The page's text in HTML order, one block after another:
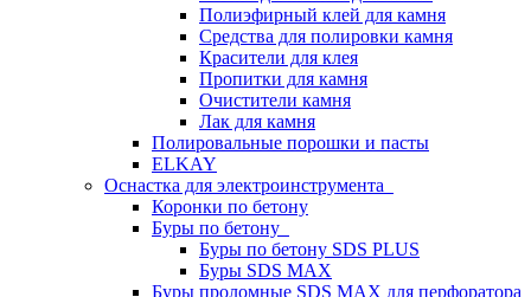
Полиэфирный клей для камня
Средства для полировки камня
Красители для клея
Пропитки для камня
Очистители камня
Лак для камня
Полировальные порошки и пасты
ELKAY
Оснастка для электроинструмента
Коронки по бетону
Буры по бетону
Буры по бетону SDS PLUS
Буры SDS MAX
Буры проломные SDS MAX для перфоратора